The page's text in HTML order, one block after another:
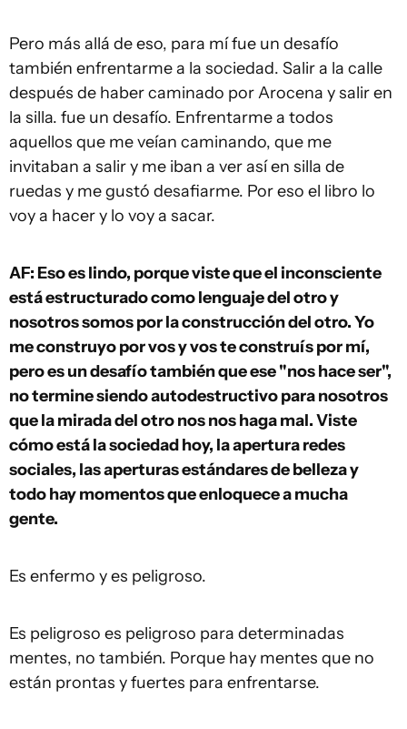
Pero más allá de eso, para mí fue un desafío
también enfrentarme a la sociedad. Salir a la calle
después de haber caminado por Arocena y salir en
la silla. fue un desafío. Enfrentarme a todos
aquellos que me veían caminando, que me
invitaban a salir y me iban a ver así en silla de
ruedas y me gustó desafiarme. Por eso el libro lo
voy a hacer y lo voy a sacar.
AF: Eso es lindo, porque viste que el inconsciente
está estructurado como lenguaje del otro y
nosotros somos por la construcción del otro. Yo
me construyo por vos y vos te construís por mí,
pero es un desafío también que ese "nos hace ser",
no termine siendo autodestructivo para nosotros
que la mirada del otro nos nos haga mal. Viste
cómo está la sociedad hoy, la apertura redes
sociales, las aperturas estándares de belleza y
todo hay momentos que enloquece a mucha
gente.
Es enfermo y es peligroso.
Es peligroso es peligroso para determinadas
mentes, no también. Porque hay mentes que no
están prontas y fuertes para enfrentarse.